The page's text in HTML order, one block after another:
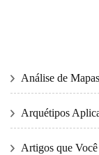
Análise de
Arquétipos
Artigos que